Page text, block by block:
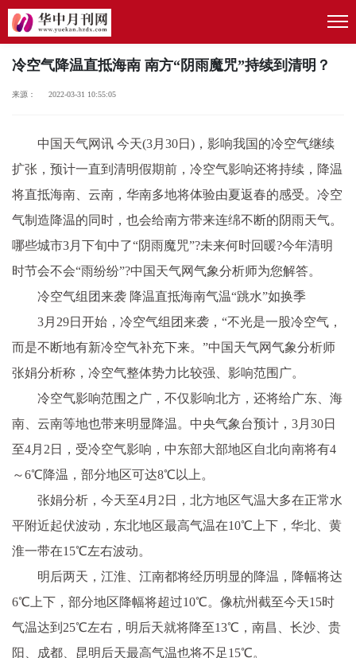
冷空气降温直抵海南 南方“阴雨魔咒”持续到清明？
来源： 2022-03-31 10:55:05
中国天气网讯 今天(3月30日)，影响我国的冷空气继续
扩张，预计一直到清明假期前，冷空气影响还将持续，降温
将直抵海南、云南，华南多地将体验由夏返春的感受。冷空
气制造降温的同时，也会给南方带来连绵不断的阴雨天气。
哪些城市3月下旬中了“阴雨魔咒”?未来何时回暖?今年清明
时节会不会“雨纷纷”?中国天气网气象分析师为您解答。
冷空气组团来袭 降温直抵海南气温“跳水”如换季
3月29日开始，冷空气组团来袭，“不光是一股冷空气，
而是不断地有新冷空气补充下来。”中国天气网气象分析师
张娟分析称，冷空气整体势力比较强、影响范围广。
冷空气影响范围之广，不仅影响北方，还将给广东、海
南、云南等地也带来明显降温。中央气象台预计，3月30日
至4月2日，受冷空气影响，中东部大部地区自北向南将有4
～6℃降温，部分地区可达8℃以上。
张娟分析，今天至4月2日，北方地区气温大多在正常水
平附近起伏波动，东北地区最高气温在10℃上下，华北、黄
淮一带在15℃左右波动。
明后两天，江淮、江南都将经历明显的降温，降幅将达
6℃上下，部分地区降幅将超过10℃。像杭州截至今天15时
气温达到25℃左右，明后天就将降至13℃，南昌、长沙、贵
阳、成都、昆明后天最高气温也将不足15℃。